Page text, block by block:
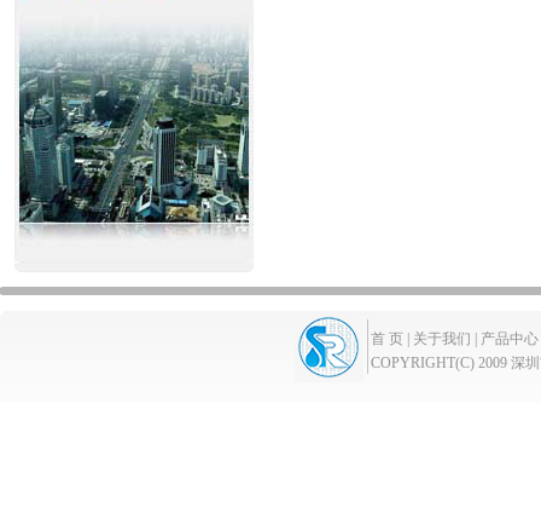
首 页 | 关于我们 |
产品中心
COPYRIGHT(C) 2009 深